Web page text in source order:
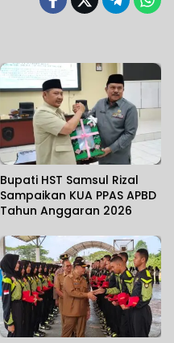
Bupati HST Samsul Rizal
Sampaikan KUA PPAS APBD
Tahun Anggaran 2026